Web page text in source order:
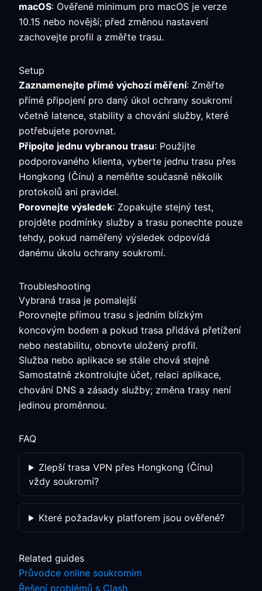
macOS: Ověřené minimum pro macOS je verze
10.15 nebo novější; před změnou nastavení
zachovejte profil a změřte trasu.
Setup
Zaznamenejte přímé výchozí měření: Změřte
přímé připojení pro daný úkol ochrany soukromí
včetně latence, stability a chování služby, které
potřebujete porovnat.
Připojte jednu vybranou trasu: Použijte
podporovaného klienta, vyberte jednu trasu přes
Hongkong (Čínu) a neměňte současně několik
protokolů ani pravidel.
Porovnejte výsledek: Zopakujte stejný test,
projděte podmínky služby a trasu ponechte pouze
tehdy, pokud naměřený výsledek odpovídá
danému úkolu ochrany soukromí.
Troubleshooting
Vybraná trasa je pomalejší
Porovnejte přímou trasu s jedním blízkým
koncovým bodem a pokud trasa přidává přetížení
nebo nestabilitu, obnovte uložený profil.
Služba nebo aplikace se stále chová stejně
Samostatně zkontrolujte účet, relaci aplikace,
chování DNS a zásady služby; změna trasy není
jedinou proměnnou.
FAQ
Zlepší trasa VPN přes Hongkong (Čínu)
vždy soukromí?
Které požadavky platforem jsou ověřené?
Related guides
Průvodce online soukromím
Řešení problémů s Clash